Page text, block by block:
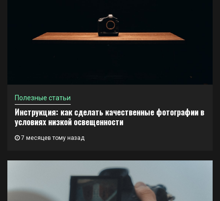
Полезные статьи
Инструкция: как сделать качественные фотографии в
условиях низкой освещенности
7 месяцев тому назад